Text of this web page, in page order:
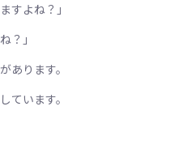
すよね？」
？」
あります。
ています。